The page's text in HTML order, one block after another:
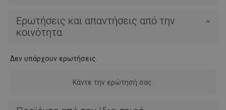
Ερωτήσεις και απαντήσεις από την
κοινότητα
Δεν υπάρχουν ερωτήσεις.
Κάντε την ερώτησή σας.